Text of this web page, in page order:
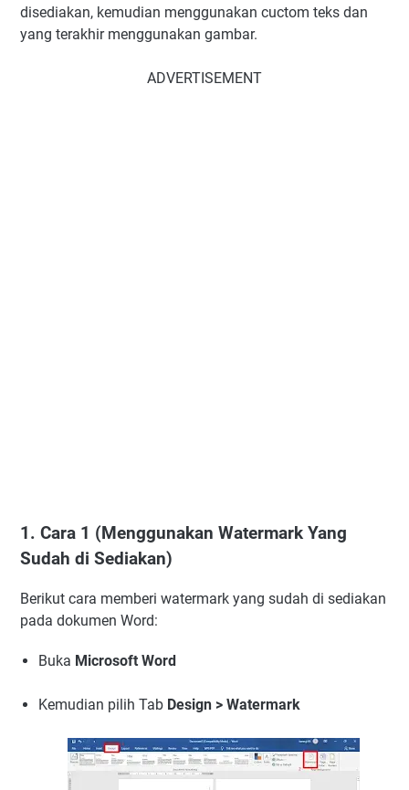
disediakan, kemudian menggunakan cuctom teks dan
yang terakhir menggunakan gambar.
ADVERTISEMENT
1. Cara 1 (Menggunakan Watermark Yang
Sudah di Sediakan)
Berikut cara memberi watermark yang sudah di sediakan
pada dokumen Word:
Buka Microsoft Word
Kemudian pilih Tab Design > Watermark